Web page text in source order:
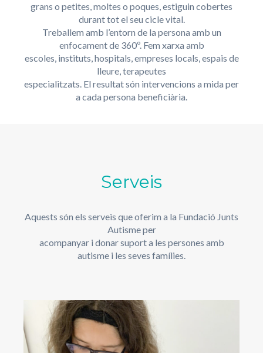
grans o petites, moltes o poques, estiguin cobertes
durant tot el seu cicle vital.
Treballem amb l’entorn de la persona amb un
enfocament de 360º. Fem xarxa amb
escoles, instituts, hospitals, empreses locals, espais de
lleure, terapeutes
especialitzats. El resultat són intervencions a mida per
a cada persona beneficiària.
Serveis
Aquests són els serveis que oferim a la Fundació Junts
Autisme per
acompanyar i donar suport a les persones amb
autisme i les seves famílies.